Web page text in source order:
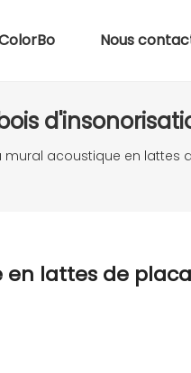
Nous
mural acoustique en lattes
lattes de